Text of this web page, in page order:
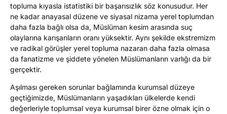
topluma kıyasla istatistiki bir başarısızlık söz konusudur. Her
ne kadar anayasal düzene ve siyasal nizama yerel toplumdan
daha fazla bağlı olsa da, Müslüman kesim arasında suç
olaylarına karışanların oranı yüksektir. Aynı şekilde ekstremizm
ve radikal görüşler yerel topluma nazaran daha fazla olmasa
da fanatizme ve şiddete yönelen Müslümanların varlığı da bir
gerçektir.
Aşılması gereken sorunlar bağlamında kurumsal düzeye
geçtiğimizde, Müslümanların yaşadıkları ülkelerde kendi
değerleriyle toplumsal veya kurumsal birer özne olmak için o